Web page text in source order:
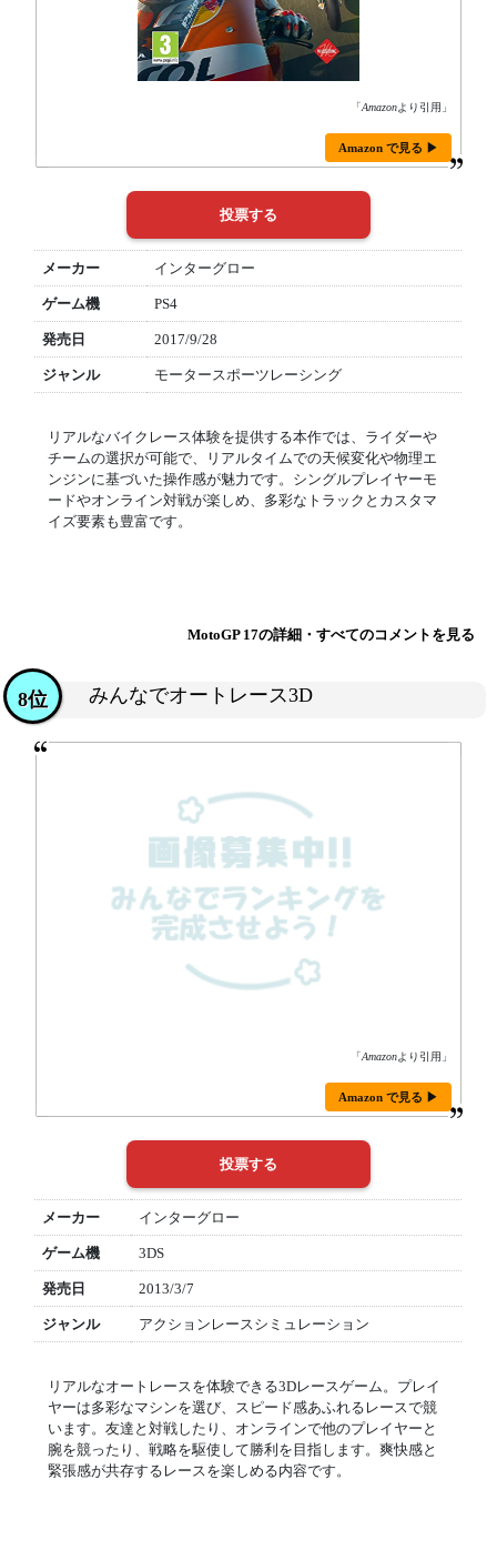
「Amazonより引用」
Amazon で見る ▶
メーカー インターグロー
ゲーム機 PS4
発売日 2017/9/28
ジャンル モータースポーツレーシング
リアルなバイクレース体験を提供する本作では、ライダーや
チームの選択が可能で、リアルタイムでの天候変化や物理エ
ンジンに基づいた操作感が魅力です。シングルプレイヤーモ
ードやオンライン対戦が楽しめ、多彩なトラックとカスタマ
イズ要素も豊富です。
MotoGP 17の詳細・すべてのコメントを見る
みんなでオートレース3D
8位
「Amazonより引用」
Amazon で見る ▶
メーカー インターグロー
ゲーム機 3DS
発売日 2013/3/7
ジャンル アクションレースシミュレーション
リアルなオートレースを体験できる3Dレースゲーム。プレイ
ヤーは多彩なマシンを選び、スピード感あふれるレースで競
います。友達と対戦したり、オンラインで他のプレイヤーと
腕を競ったり、戦略を駆使して勝利を目指します。爽快感と
緊張感が共存するレースを楽しめる内容です。